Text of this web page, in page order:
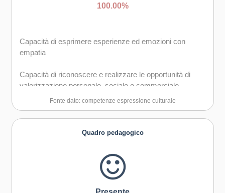
100.00%
Capacità di esprimere esperienze ed emozioni con
empatia
Capacità di riconoscere e realizzare le opportunità di
valorizzazione personale, sociale o commerciale
mediante le arti e le altre forme culturali
Capacità di impegnarsi in processi creativi sia
individualmente che collettivamente
Curiosità nei confronti del mondo, apertura per
immaginare nuove possibilità
Fonte dato: competenze espressione culturale
Quadro pedagogico